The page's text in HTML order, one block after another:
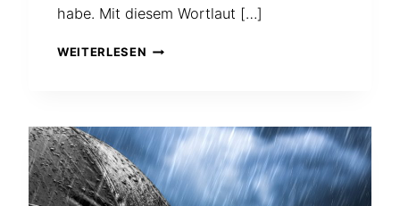
habe. Mit diesem Wortlaut […]
WEITERLESEN AUCH
ES
ZUSAMMENHÄNGE
GIBT
ZWISCHEN